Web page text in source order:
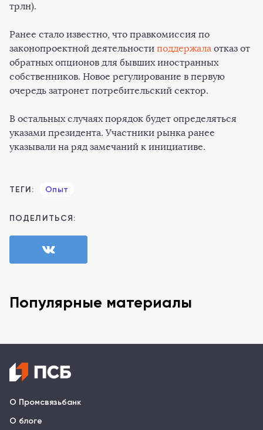
трлн).
Ранее стало известно, что правкомиссия по
законопроектной деятельности поддержала отказ от
обратных опционов для бывших иностранных
собственников. Новое регулирование в первую
очередь затронет потребительский сектор.
В остальных случаях порядок будет определяться
указами президента. Участники рынка ранее
указывали на ряд замечаний к инициативе.
ТЕГИ: Опыт
ПОДЕЛИТЬСЯ:
Популярные материалы
О Промсвязьбанк
О блоге